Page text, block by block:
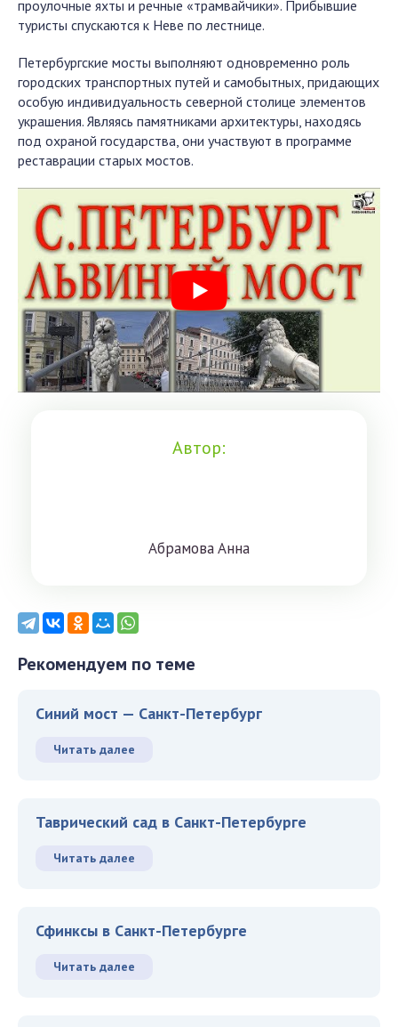
проулочные яхты и речные «трамвайчики». Прибывшие
туристы спускаются к Неве по лестнице.
Петербургские мосты выполняют одновременно роль
городских транспортных путей и самобытных, придающих
особую индивидуальность северной столице элементов
украшения. Являясь памятниками архитектуры, находясь
под охраной государства, они участвуют в программе
реставрации старых мостов.
Автор:
Aбрaмoвa Aннa
Рекомендуем по теме
Синий мост — Санкт-Петербург
Читать далее
Таврический сад в Санкт-Петербурге
Читать далее
Сфинксы в Санкт-Петербурге
Читать далее